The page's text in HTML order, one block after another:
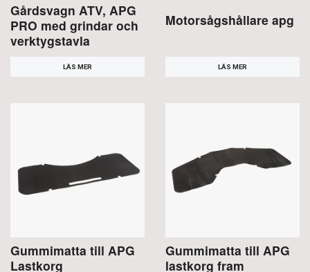
Gårdsvagn ATV, APG
PRO med grindar och
verktygstavla
LÄS MER
Motorsågshållare apg
LÄS MER
Gummimatta till APG
Lastkorg
Gummimatta till APG
lastkorg fram